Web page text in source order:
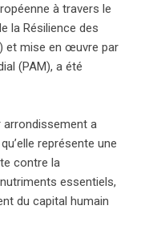
à travers le
la Résilience des
et mise en œuvre par
(PAM), a été
arrondissement a
représente une
contre la
essentiels,
du capital humain